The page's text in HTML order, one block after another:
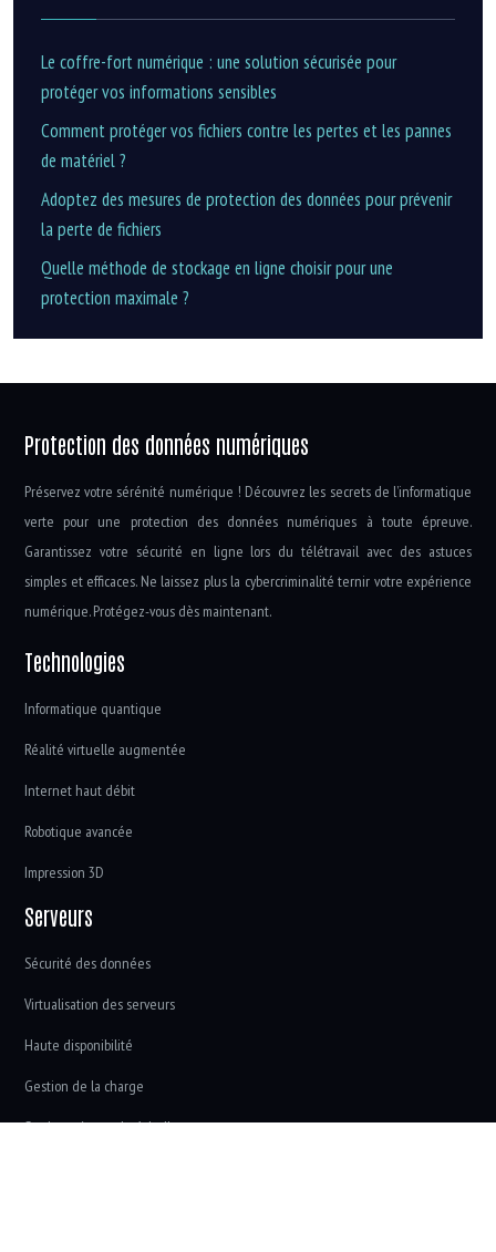
Le coffre-fort numérique : une solution sécurisée pour
protéger vos informations sensibles
Comment protéger vos fichiers contre les pertes et les pannes
de matériel ?
Adoptez des mesures de protection des données pour prévenir
la perte de fichiers
Quelle méthode de stockage en ligne choisir pour une
protection maximale ?
Protection des données numériques
Préservez votre sérénité numérique ! Découvrez les secrets de l’informatique
verte pour une protection des données numériques à toute épreuve.
Garantissez votre sécurité en ligne lors du télétravail avec des astuces
simples et efficaces. Ne laissez plus la cybercriminalité ternir votre expérience
numérique. Protégez-vous dès maintenant.
Technologies
Informatique quantique
Réalité virtuelle augmentée
Internet haut débit
Robotique avancée
Impression 3D
Serveurs
Sécurité des données
Virtualisation des serveurs
Haute disponibilité
Gestion de la charge
Stockage à grande échelle